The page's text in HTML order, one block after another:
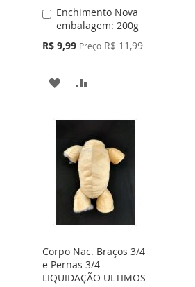
Enchimento Nova
embalagem: 200g
Preço
R$ 9,99 Preço R$ 11,99
Adicionar
ao
Carrinho
ADICIONAR
DE
DESEJOS
Corpo Nac. Braços 3/4
e Pernas 3/4
LIQUIDAÇÃO ULTIMOS